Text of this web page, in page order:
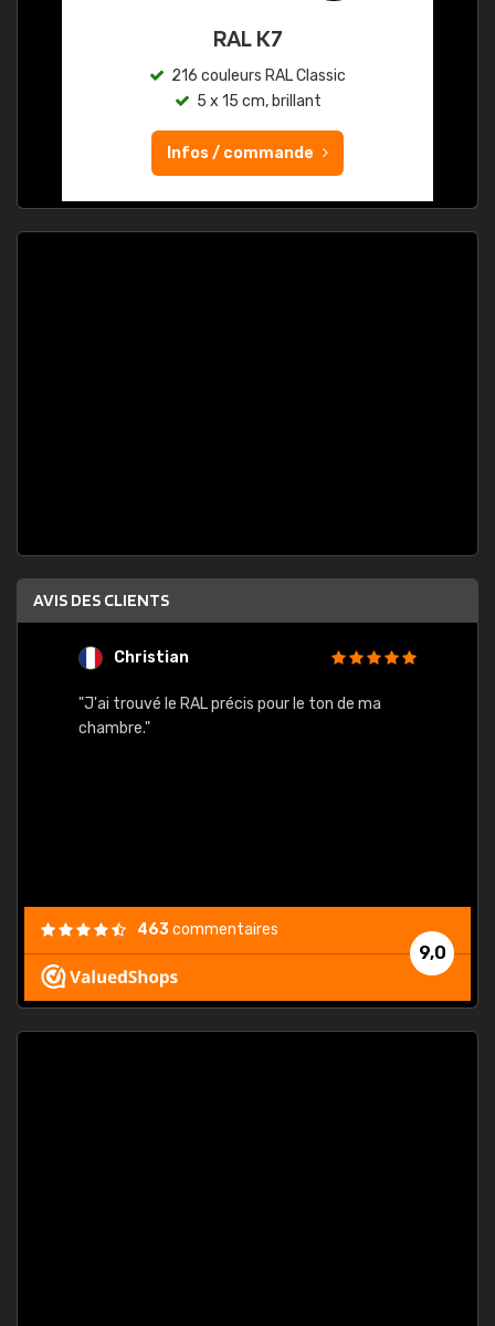
RAL K7
216 couleurs RAL Classic
5 x 15 cm, brillant
Infos / commande
AVIS DES CLIENTS
Christian
"J'ai trouvé le RAL précis pour le ton de ma
chambre."
9,0
463commentaires